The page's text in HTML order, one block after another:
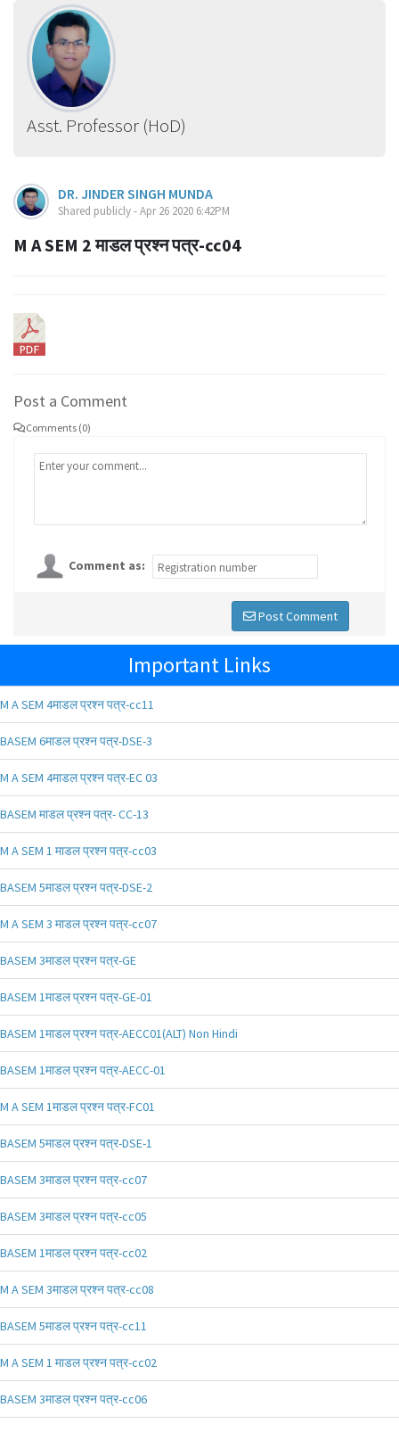
Asst. Professor (HoD)
DR. JINDER SINGH MUNDA
Shared publicly - Apr 26 2020 6:42PM
M A SEM 2 माडल प्रश्न पत्र-cc04
Post a Comment
Comments (0)
Comment as:
Post Comment
Important Links
M A SEM 4माडल प्रश्न पत्र-cc11
BASEM 6माडल प्रश्न पत्र-DSE-3
M A SEM 4माडल प्रश्न पत्र-EC 03
BASEM माडल प्रश्न पत्र- CC-13
M A SEM 1 माडल प्रश्न पत्र-cc03
BASEM 5माडल प्रश्न पत्र-DSE-2
M A SEM 3 माडल प्रश्न पत्र-cc07
BASEM 3माडल प्रश्न पत्र-GE
BASEM 1माडल प्रश्न पत्र-GE-01
BASEM 1माडल प्रश्न पत्र-AECC01(ALT) Non Hindi
BASEM 1माडल प्रश्न पत्र-AECC-01
M A SEM 1माडल प्रश्न पत्र-FC01
BASEM 5माडल प्रश्न पत्र-DSE-1
BASEM 3माडल प्रश्न पत्र-cc07
BASEM 3माडल प्रश्न पत्र-cc05
BASEM 1माडल प्रश्न पत्र-cc02
M A SEM 3माडल प्रश्न पत्र-cc08
BASEM 5माडल प्रश्न पत्र-cc11
M A SEM 1 माडल प्रश्न पत्र-cc02
BASEM 3माडल प्रश्न पत्र-cc06